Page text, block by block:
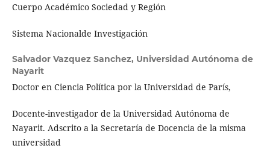
Cuerpo Académico Sociedad y Región
Sistema Nacionalde Investigación
Salvador Vazquez Sanchez, Universidad Autónoma de
Nayarit
Doctor en Ciencia Política por la Universidad de París,
Docente-investigador de la Universidad Autónoma de
Nayarit. Adscrito a la Secretaría de Docencia de la misma
universidad